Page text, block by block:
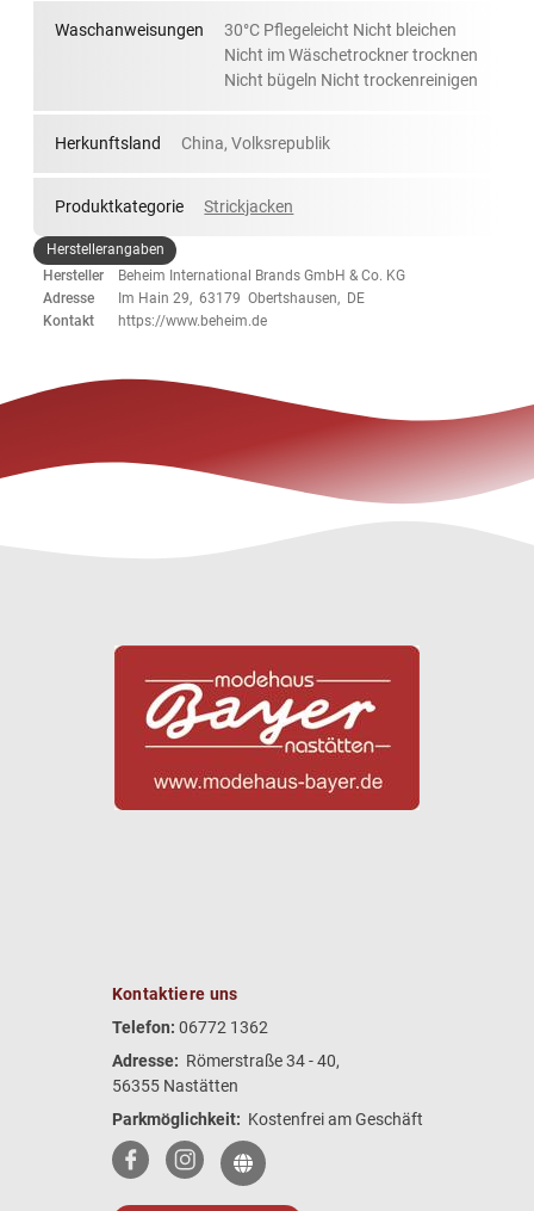
Waschanweisungen
30°C Pflegeleicht Nicht bleichen
Nicht im Wäschetrockner trocknen
Nicht bügeln Nicht trockenreinigen
Herkunftsland China, Volksrepublik
Produktkategorie Strickjacken
Herstellerangaben
Hersteller
Beheim International Brands GmbH & Co. KG
Adresse
Im Hain 29, 63179 Obertshausen, DE
Kontakt
https://www.beheim.de
Kontaktiere uns
Telefon: 06772 1362
Adresse: Römerstraße 34 - 40,
56355 Nastätten
Parkmöglichkeit: Kostenfrei am Geschäft